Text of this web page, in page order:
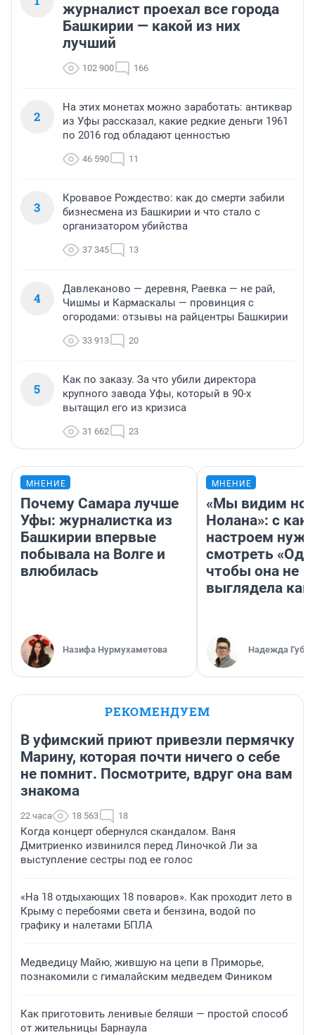
журналист проехал все города
Башкирии — какой из них
лучший
102 900 166
2
На этих монетах можно заработать: антиквар
из Уфы рассказал, какие редкие деньги 1961
по 2016 год обладают ценностью
46 590 11
3
Кровавое Рождество: как до смерти забили
бизнесмена из Башкирии и что стало с
организатором убийства
37 345 13
4
Давлеканово — деревня, Раевка — не рай,
Чишмы и Кармаскалы — провинция с
огородами: отзывы на райцентры Башкирии
33 913 20
5
Как по заказу. За что убили директора
крупного завода Уфы, который в 90-х
вытащил его из кризиса
31 662 23
МНЕНИЕ
Почему Самара лучше
Уфы: журналистка из
Башкирии впервые
побывала на Волге и
влюбилась
Назифа Нурмухаметова
МНЕНИЕ
«Мы видим
Нолана»: с
настроем
смотреть
чтобы она не
выглядела как
Надежда
РЕКОМЕНДУЕМ
В уфимский приют привезли пермячку
Марину, которая почти ничего о себе
не помнит. Посмотрите, вдруг она вам
знакома
22 часа 18 563 18
Когда концерт обернулся скандалом. Ваня
Дмитриенко извинился перед Линочкой Ли за
выступление сестры под ее голос
«На 18 отдыхающих 18 поваров». Как проходит лето в
Крыму с перебоями света и бензина, водой по
графику и налетами БПЛА
Медведицу Майю, жившую на цепи в Приморье,
познакомили с гималайским медведем Фиником
Как приготовить ленивые беляши — простой способ
от жительницы Барнаула